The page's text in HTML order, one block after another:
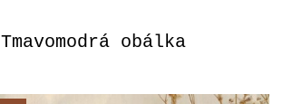
Tmavomodrá obálka